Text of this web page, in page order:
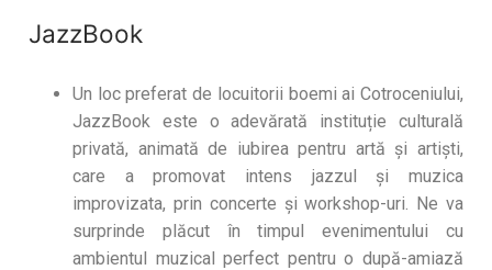
JazzBook
Un loc preferat de locuitorii boemi ai Cotroceniului,
JazzBook este o adevărată instituție culturală
privată, animată de iubirea pentru artă și artiști,
care a promovat intens jazzul și muzica
improvizata, prin concerte și workshop-uri. Ne va
surprinde plăcut în timpul evenimentului cu
ambientul muzical perfect pentru o după-amiază